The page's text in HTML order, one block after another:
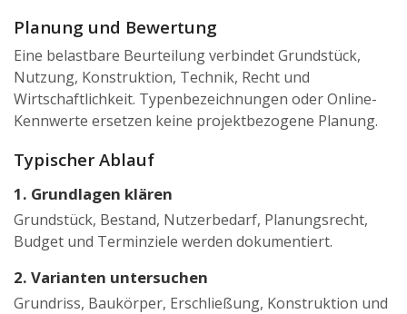
Planung und Bewertung
Eine belastbare Beurteilung verbindet Grundstück,
Nutzung, Konstruktion, Technik, Recht und
Wirtschaftlichkeit. Typenbezeichnungen oder Online-
Kennwerte ersetzen keine projektbezogene Planung.
Typischer Ablauf
1. Grundlagen klären
Grundstück, Bestand, Nutzerbedarf, Planungsrecht,
Budget und Terminziele werden dokumentiert.
2. Varianten untersuchen
Grundriss, Baukörper, Erschließung, Konstruktion und